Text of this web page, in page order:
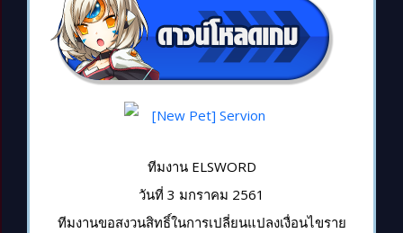
ทีมงาน ELSWORD
วันที่ 3 มกราคม 2561
ทีมงานขอสงวนสิทธิ์ในการเปลี่ยนแปลงเงื่อนไขราย